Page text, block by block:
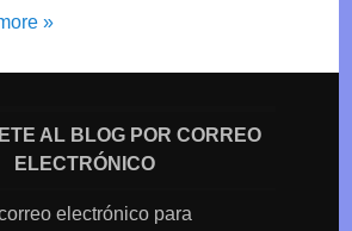
»
AL BLOG POR CORREO
ELECTRÓNICO
electrónico para